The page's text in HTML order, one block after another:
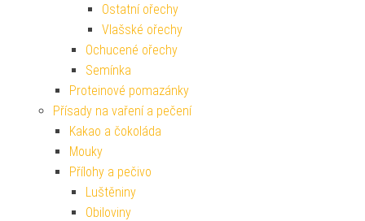
Ostatní ořechy
Vlašské ořechy
Ochucené ořechy
Semínka
Proteinové pomazánky
Přísady na vaření a pečení
Kakao a čokoláda
Mouky
Přílohy a pečivo
Luštěniny
Obiloviny